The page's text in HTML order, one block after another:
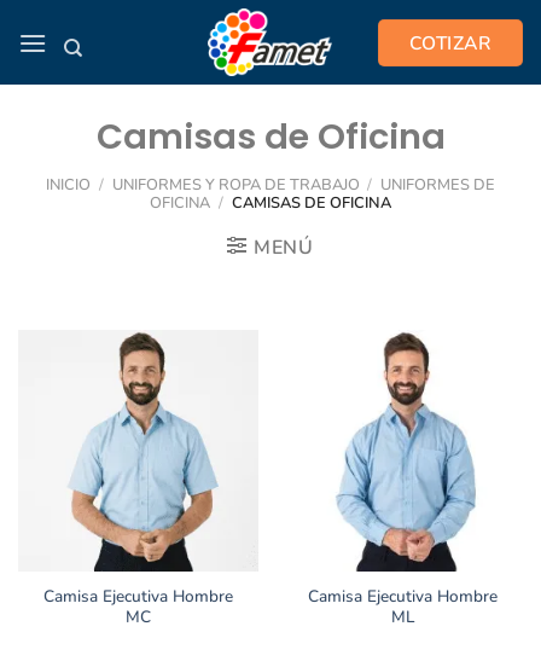
COTIZAR
Camisas de Oficina
INICIO / UNIFORMES Y ROPA DE TRABAJO / UNIFORMES DE
OFICINA / CAMISAS DE OFICINA
MENÚ
Camisa Ejecutiva Hombre
MC
Camisa Ejecutiva Hombre
ML